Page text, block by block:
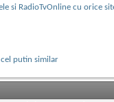
si RadioTvOnline cu orice
putin similar